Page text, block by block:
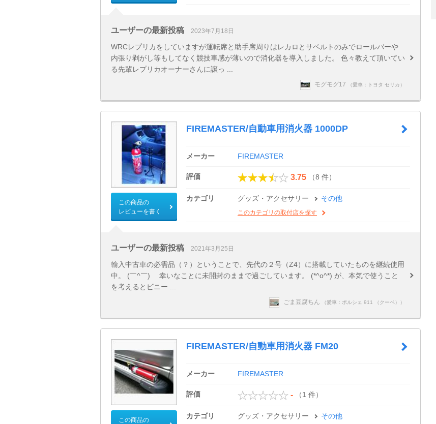
ユーザーの最新投稿 2023年7月18日
WRCレプリカをしていますが運転席と助手席周りはレカロとサベルトのみでロールバーや
内張り剥がし等もしてなく競技車感が薄いので消化器を導入しました。 色々教えて頂いてい
る先輩レプリカオーナーさんに譲っ ...
モグモグ17 （愛車：トヨタ セリカ）
この商品の
レビューを書く
FIREMASTER/自動車用消火器 1000DP
メーカー FIREMASTER
評価 3.75 （8 件）
カテゴリ グッズ・アクセサリー その他
このカテゴリの取付店を探す
ユーザーの最新投稿 2021年3月25日
輸入中古車の必需品（？）ということで、先代の２号（Z4）に搭載していたものを継続使用
中。 (￣^￣)ゞ 幸いなことに未開封のままで過ごしています。 (*^o^*) が、本気で使うこと
を考えるとビニー ...
ごま豆腐ちん （愛車：ポルシェ 911 （クーペ））
この商品の
FIREMASTER/自動車用消火器 FM20
メーカー FIREMASTER
評価 - （1 件）
カテゴリ グッズ・アクセサリー その他